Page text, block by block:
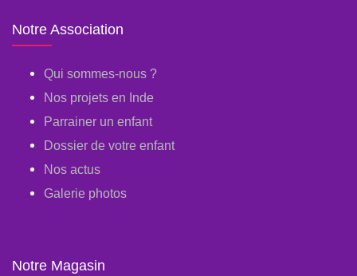
Notre Association
Qui sommes-nous ?
Nos projets en Inde
Parrainer un enfant
Dossier de votre enfant
Nos actus
Galerie photos
Notre Magasin